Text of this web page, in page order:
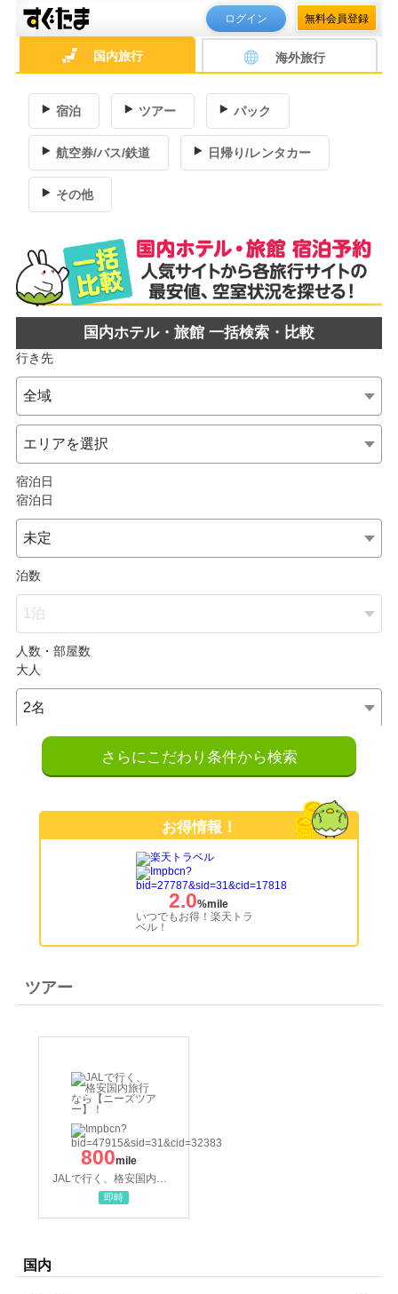
ログイン 無料会員登録
国内旅行 海外旅行
宿泊 ツアー パック
航空券/バス/鉄道 日帰り/レンタカー
その他
さらにこだわり条件から検索
お得情報！
2.0%mile
いつでもお得！楽天トラ
ベル！
ツアー
800mile
JALで行く、格安国内旅行なら【ニーズツアー】！
即時
国内